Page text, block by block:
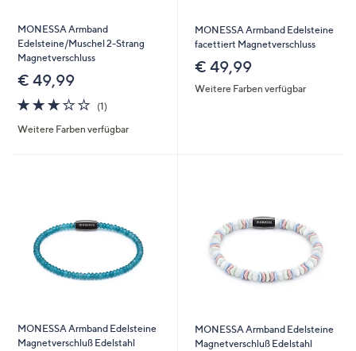
MONESSA Armband
Edelsteine/Muschel 2-Strang
Magnetverschluss
€ 49,99
3.0
von
5
(1)1
Weitere Farben verfügbar
MONESSA Armband Edelsteine
facettiert Magnetverschluss
€ 49,99
Weitere Farben verfügbar
MONESSA Armband Edelsteine
Magnetverschluß Edelstahl
MONESSA Armband Edelsteine
Magnetverschluß Edelstahl